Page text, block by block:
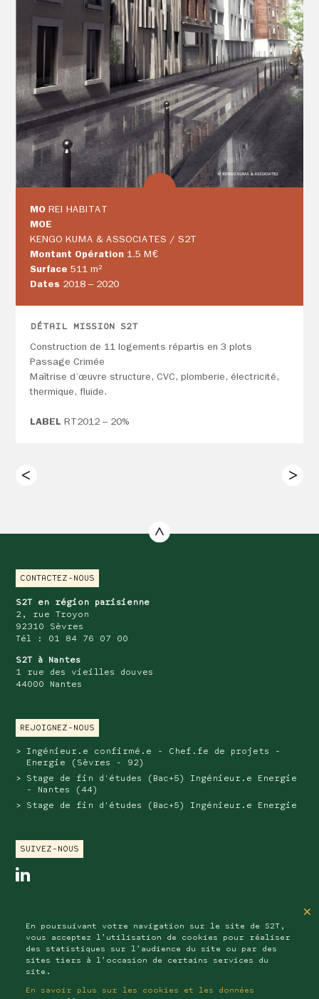
MO REI HABITAT
MOE
KENGO KUMA & ASSOCIATES / S2T
Montant Opération 1.5 M€
Surface511 m²
Dates 2018 – 2020
DÉTAIL MISSION S2T
Construction de 11 logements répartis en 3 plots
Passage Crimée
Maîtrise d’œuvre structure, CVC, plomberie, électricité,
thermique, fluide.
LABELRT2012 – 20%
CONTACTEZ-NOUS
S2T en région parisienne
2, rue Troyon
92310 Sèvres
Tél : 01 84 76 07 00
S2T à Nantes
1 rue des vieilles douves
44000 Nantes
REJOIGNEZ-NOUS
Ingénieur.e confirmé.e - Chef.fe de projets -
Energie (Sèvres - 92)
Stage de fin d'études (Bac+5) Ingénieur.e Energie
- Nantes (44)
Stage de fin d'études (Bac+5) Ingénieur.e Energie
SUIVEZ-NOUS
linkedin
APE : 7112B
Mentions légales
Données personnelles
En poursuivant votre navigation sur le site de S2T,
vous acceptez l’utilisation de cookies pour réaliser
des statistiques sur l’audience du site ou par des
sites tiers à l’occasion de certains services du
site.
En savoir plus sur les cookies et les données
×